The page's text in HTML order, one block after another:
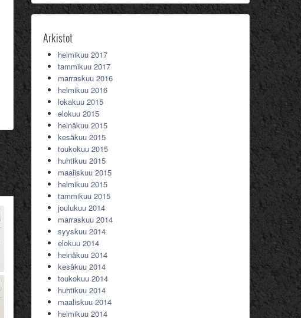
Arkistot
helmikuu 2017
tammikuu 2017
marraskuu 2016
helmikuu 2016
lokakuu 2015
elokuu 2015
heinäkuu 2015
kesäkuu 2015
toukokuu 2015
huhtikuu 2015
maaliskuu 2015
helmikuu 2015
tammikuu 2015
joulukuu 2014
marraskuu 2014
syyskuu 2014
elokuu 2014
heinäkuu 2014
kesäkuu 2014
toukokuu 2014
huhtikuu 2014
maaliskuu 2014
helmikuu 2014